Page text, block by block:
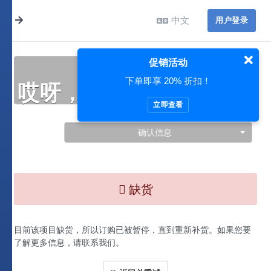
中文 用户登录
哎呀，此处出现了问题…
确认信息
缺货
目前该项目缺货，所以订购已被暂停，直到重新补货。如果您要
了解更多信息，请联系我们。
促销活动
下单即享 20% 折扣！
立即查看